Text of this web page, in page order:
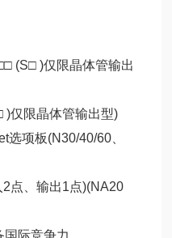
(S□ )仅限晶体管输出
)仅限晶体管输出型)
选项板(N30/40/60、
2点、输出1点)(NA20
际竞争力。